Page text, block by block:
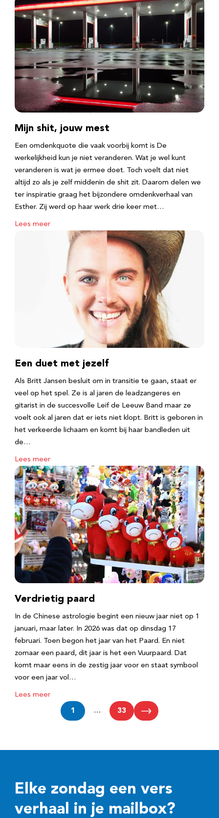
Mijn shit, jouw mest
Een omdenkquote die vaak voorbij komt is De
werkelijkheid kun je niet veranderen. Wat je wel kunt
veranderen is wat je ermee doet. Toch voelt dat niet
altijd zo als je zelf middenin de shit zit. Daarom delen we
ter inspiratie graag het bijzondere omdenkverhaal van
Esther. Zij werd op haar werk drie keer met…
Lees meer
Een duet met jezelf
Als Britt Jansen besluit om in transitie te gaan, staat er
veel op het spel. Ze is al jaren de leadzangeres en
gitarist in de succesvolle Leif de Leeuw Band maar ze
voelt ook al jaren dat er iets niet klopt. Britt is geboren in
het verkeerde lichaam en komt bij haar bandleden uit
de…
Lees meer
Verdrietig paard
In de Chinese astrologie begint een nieuw jaar niet op 1
januari, maar later. In 2026 was dat op dinsdag 17
februari. Toen begon het jaar van het Paard. En niet
zomaar een paard, dit jaar is het een Vuurpaard. Dat
komt maar eens in de zestig jaar voor en staat symbool
voor een jaar vol…
Lees meer
1 … 33
Elke zondag een vers
verhaal in je mailbox?